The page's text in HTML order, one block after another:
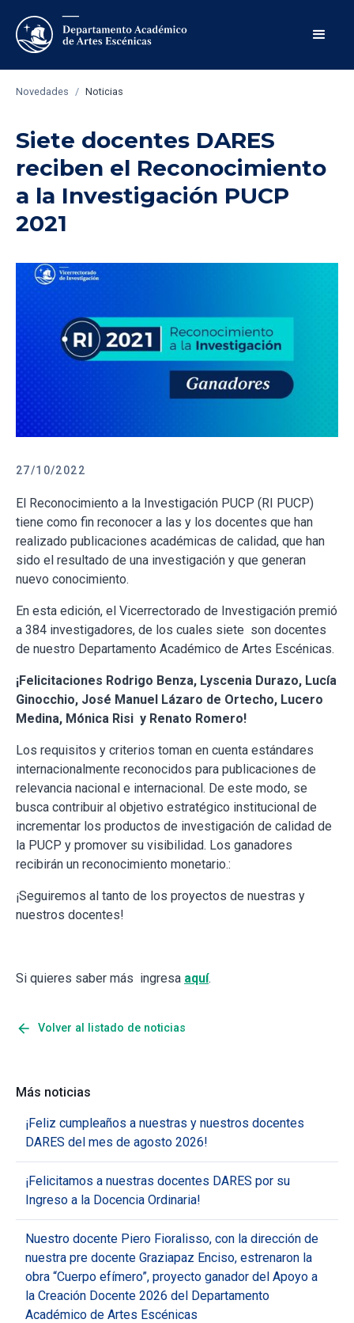
Novedades / Noticias
Siete docentes DARES
reciben el Reconocimiento
a la Investigación PUCP
2021
27/10/2022
El Reconocimiento a la Investigación PUCP (RI PUCP)
tiene como fin reconocer a las y los docentes que han
realizado publicaciones académicas de calidad, que han
sido el resultado de una investigación y que generan
nuevo conocimiento.
En esta edición, el Vicerrectorado de Investigación premió
a 384 investigadores, de los cuales siete son docentes
de nuestro Departamento Académico de Artes Escénicas.
¡Felicitaciones Rodrigo Benza, Lyscenia Durazo, Lucía
Ginocchio, José Manuel Lázaro de Ortecho, Lucero
Medina, Mónica Risi y Renato Romero!
Los requisitos y criterios toman en cuenta estándares
internacionalmente reconocidos para publicaciones de
relevancia nacional e internacional. De este modo, se
busca contribuir al objetivo estratégico institucional de
incrementar los productos de investigación de calidad de
la PUCP y promover su visibilidad. Los ganadores
recibirán un reconocimiento monetario.:
¡Seguiremos al tanto de los proyectos de nuestras y
nuestros docentes!
Si quieres saber más ingresa aquí.
arrow_back Volver al listado de noticias
Más noticias
¡Feliz cumpleaños a nuestras y nuestros docentes
DARES del mes de agosto 2026!
¡Felicitamos a nuestras docentes DARES por su
Ingreso a la Docencia Ordinaria!
Nuestro docente Piero Fioralisso, con la dirección de
nuestra pre docente Graziapaz Enciso, estrenaron la
obra “Cuerpo efímero”, proyecto ganador del Apoyo a
la Creación Docente 2026 del Departamento
Académico de Artes Escénicas